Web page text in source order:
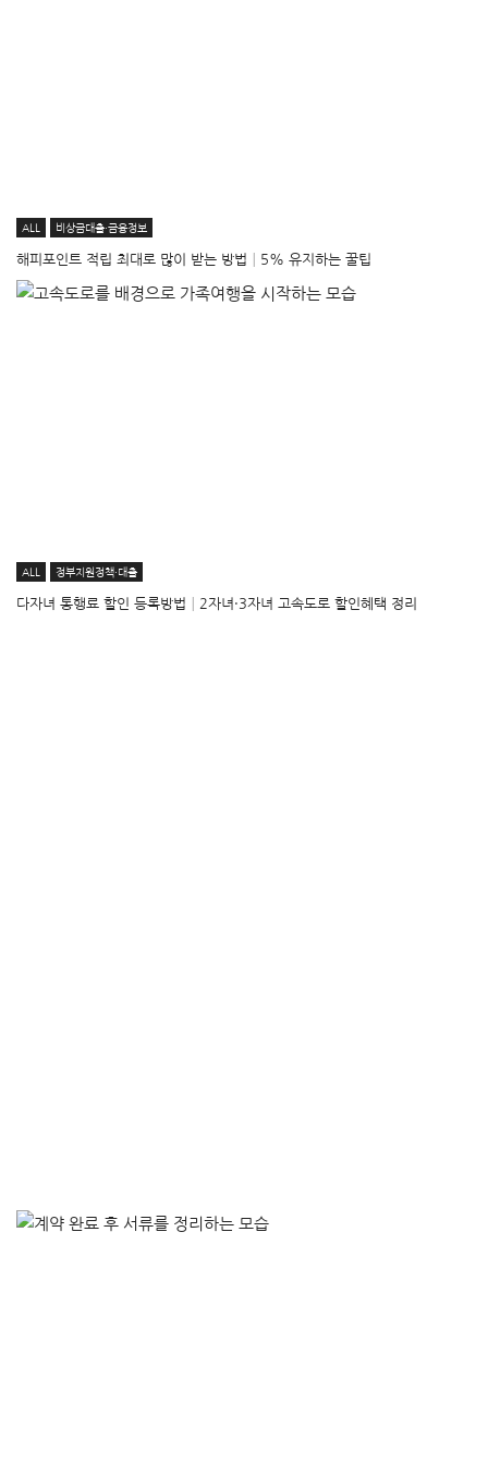
ALL 비상금대출·금융정보
해피포인트 적립 최대로 많이 받는 방법│5% 유지하는 꿀팁
ALL 정부지원정책·대출
다자녀 통행료 할인 등록방법│2자녀·3자녀 고속도로 할인혜택 정리